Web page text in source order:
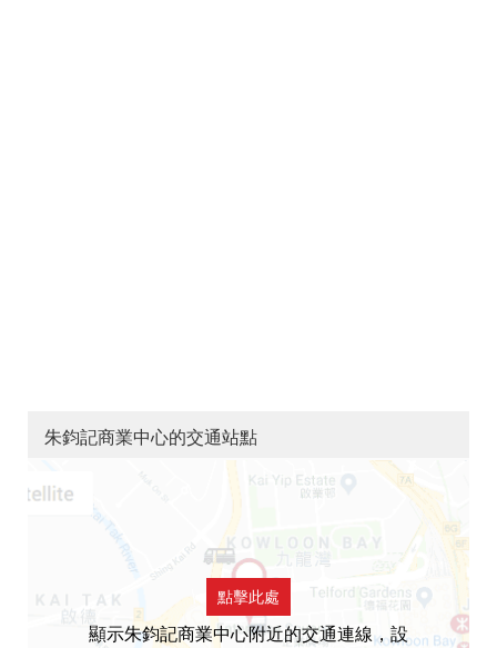
朱鈞記商業中心的交通站點
點擊此處
顯示朱鈞記商業中心附近的交通連線，設